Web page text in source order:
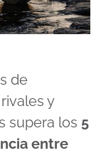
de
y
supera los 5
entre